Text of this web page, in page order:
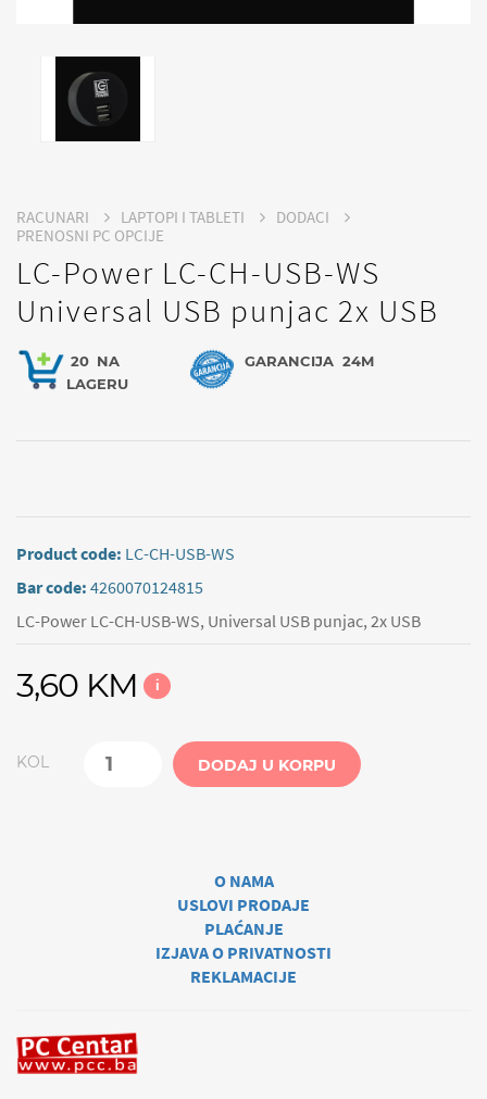
RACUNARI LAPTOPI I TABLETI
DODACI
PRENOSNI PC OPCIJE
LC-Power LC-CH-USB-WS
Universal USB punjac 2x USB
20 NA
LAGERU
GARANCIJA 24M
Product code: LC-CH-USB-WS
Bar code: 4260070124815
LC-Power LC-CH-USB-WS, Universal USB punjac, 2x USB
3,60 KM i
KOL DODAJ U KORPU
O NAMA
USLOVI PRODAJE
PLAĆANJE
IZJAVA O PRIVATNOSTI
REKLAMACIJE